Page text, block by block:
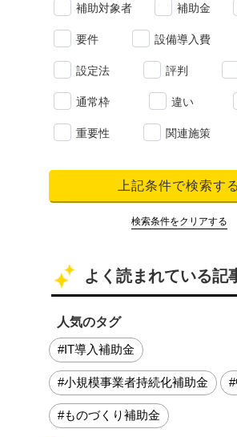
補助対象者 補助金
要件 設備導入費
設定法 評判
通常枠 違い
重要性 関連施策
上記条件で検索する
検索条件をクリアする
よく読まれている記
人気のタグ
#IT導入補助金
#小規模事業者持続化補助金
#ものづくり補助金